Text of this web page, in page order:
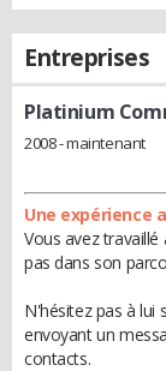
Entreprises
Platinium
2008 - maintenant
Une expérience
Vous avez
pas dans son
N'hésitez pas à lui
envoyant un
contacts.